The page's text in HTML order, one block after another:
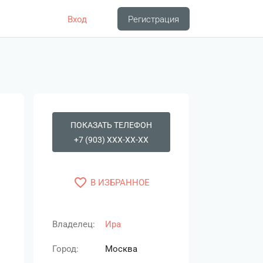
Вход Регистрация
ПОКАЗАТЬ ТЕЛЕФОН
+7 (903) XXX-XX-XX
favorite_border В ИЗБРАННОЕ
Владелец: Ира
Город: Москва